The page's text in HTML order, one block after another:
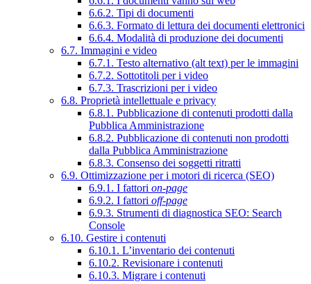
6.6.2. Tipi di documenti
6.6.3. Formato di lettura dei documenti elettronici
6.6.4. Modalità di produzione dei documenti
6.7. Immagini e video
6.7.1. Testo alternativo (alt text) per le immagini
6.7.2. Sottotitoli per i video
6.7.3. Trascrizioni per i video
6.8. Proprietà intellettuale e privacy
6.8.1. Pubblicazione di contenuti prodotti dalla
Pubblica Amministrazione
6.8.2. Pubblicazione di contenuti non prodotti
dalla Pubblica Amministrazione
6.8.3. Consenso dei soggetti ritratti
6.9. Ottimizzazione per i motori di ricerca (SEO)
6.9.1. I fattori on-page
6.9.2. I fattori off-page
6.9.3. Strumenti di diagnostica SEO: Search
Console
6.10. Gestire i contenuti
6.10.1. L’inventario dei contenuti
6.10.2. Revisionare i contenuti
6.10.3. Migrare i contenuti